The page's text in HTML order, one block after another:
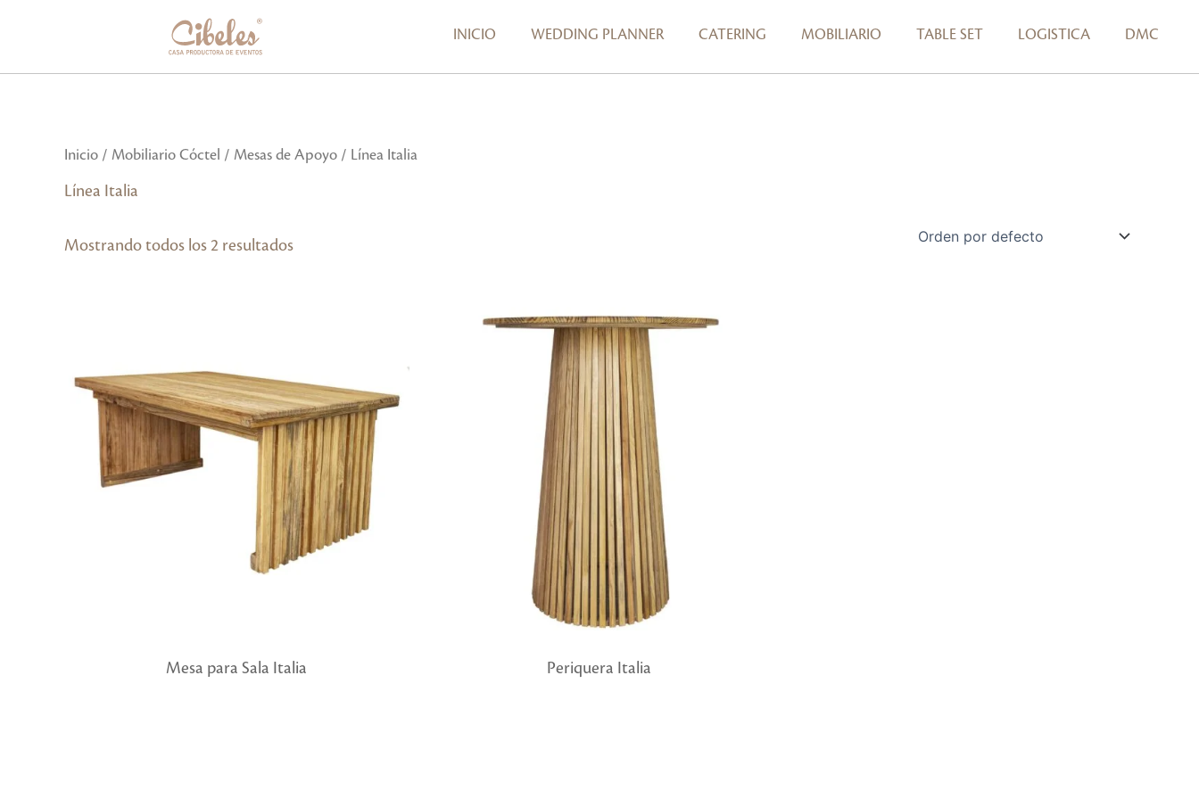
INICIO WEDDING PLANNER CATERING MOBILIARIO TABLE SET LOGISTICA DMC
Inicio / Mobiliario Cóctel / Mesas de Apoyo / Línea Italia
Línea Italia
Mostrando todos los 2 resultados
Mesa para Sala Italia Periquera Italia